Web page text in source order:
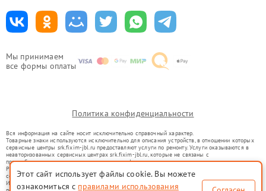
Мы принимаем
все формы оплаты
Политика конфиденциальности
Вся информация на сайте носит исключительно справочный характер.
Товарные знаки используются исключительно для описания устройств, в отношении которых
сервисные центры srk.fixim-jbl.ru предоставляют услуги по ремонту. Услуги оказываются в
неавторизованных сервисных центрах srk.fixim-jbl.ru, которые не связаны с
правообладателями товарных знаков или их официальными представителями.
Ремонт осуществляется для устройств, уже введенных в гражданский оборот в соответствии
со статьей 1487 ГК РФ.
Использование товарных знаков не преследует цели индивидуализации услуг или введения
Этот сайт использует файлы cookie. Вы можете
ознакомиться с правилами использования